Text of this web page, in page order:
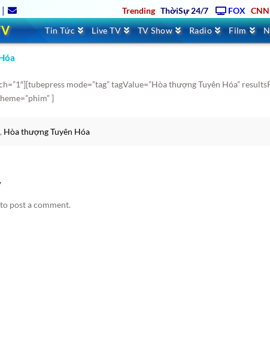
| Trending ThờiSự 24/7 FOX CNN
Tin Tức Live TV TV Show Radio Film
mode=”tag” tagValue=”Hòa thượng Tuyên Hóa”
]
, Hòa thượng Tuyên Hóa
to post a comment.